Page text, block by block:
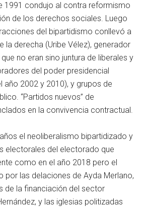
1991 condujo al contra reformismo
de los derechos sociales. Luego
del bipartidismo conllevó a
la derecha (Uribe Vélez), generador
no eran sino juntura de liberales y
del poder presidencial
año 2002 y 2010), y grupos de
“Partidos nuevos” de
en la convivencia contractual.
el neoliberalismo bipartidizado y
electorales del electorado que
como en el año 2018 pero el
por las delaciones de Ayda Merlano,
de la financiación del sector
y las iglesias politizadas